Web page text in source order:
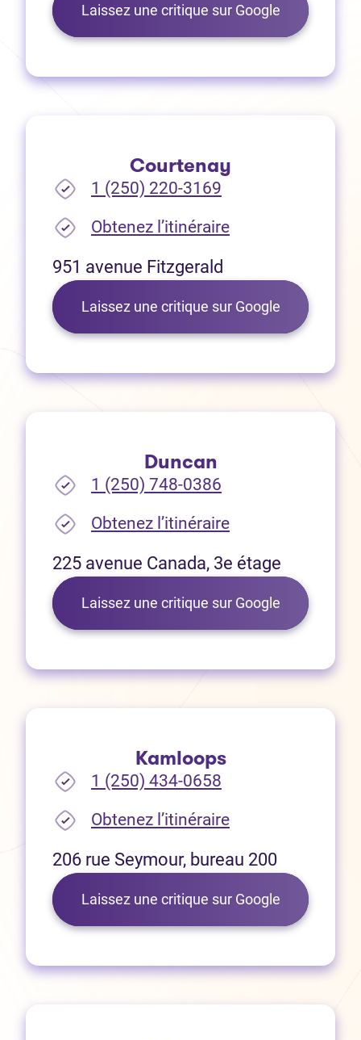
Laissez une critique sur Google(Ouvre
Courtenay
1 (250) 220-3169
Obtenez l’itinéraire(Ouvre dans un
951 avenue Fitzgerald
Laissez une critique sur Google(Ouvre
Duncan
1 (250) 748-0386
Obtenez l’itinéraire(Ouvre dans un
225 avenue Canada, 3e étage
Laissez une critique sur Google(Ouvre
Kamloops
1 (250) 434-0658
Obtenez l’itinéraire(Ouvre dans un
206 rue Seymour, bureau 200
Laissez une critique sur Google(Ouvre